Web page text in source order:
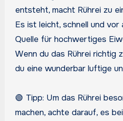
entsteht, macht Rührei zu
Es ist leicht, schnell und vor
Quelle für hochwertiges
Wenn du das Rührei richtig
du eine wunderbar luftige
🟢 Tipp: Um das Rührei
machen, achte darauf, es